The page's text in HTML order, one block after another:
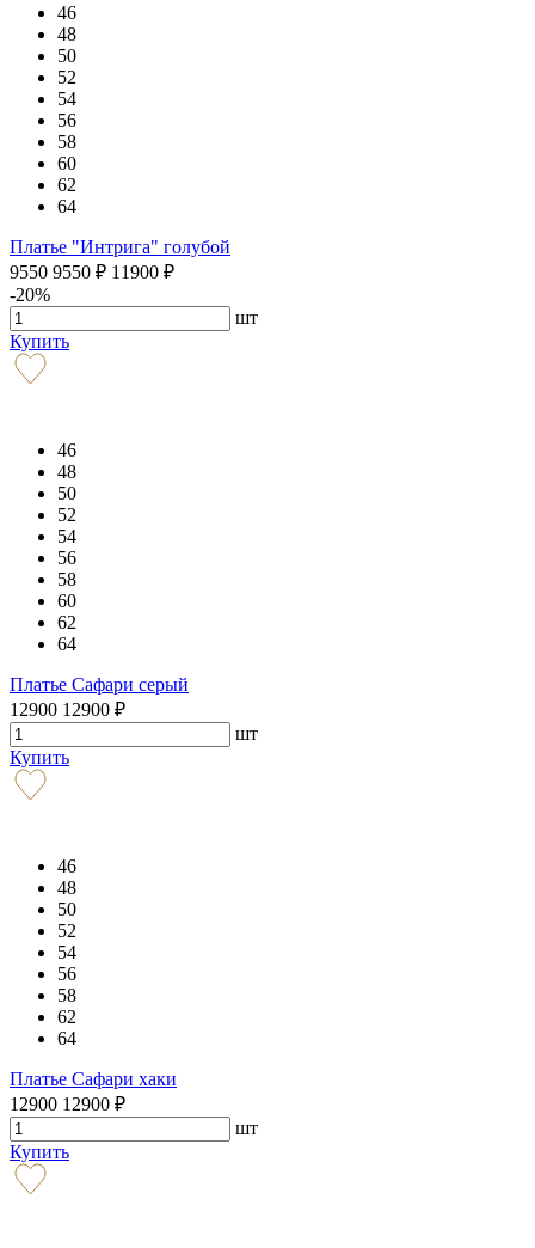
46
48
50
52
54
56
58
60
62
64
Платье "Интрига" голубой
9550 9550 ₽ 11900 ₽
-20%
шт
Купить
46
48
50
52
54
56
58
60
62
64
Платье Сафари серый
12900 12900 ₽
шт
Купить
46
48
50
52
54
56
58
62
64
Платье Сафари хаки
12900 12900 ₽
шт
Купить